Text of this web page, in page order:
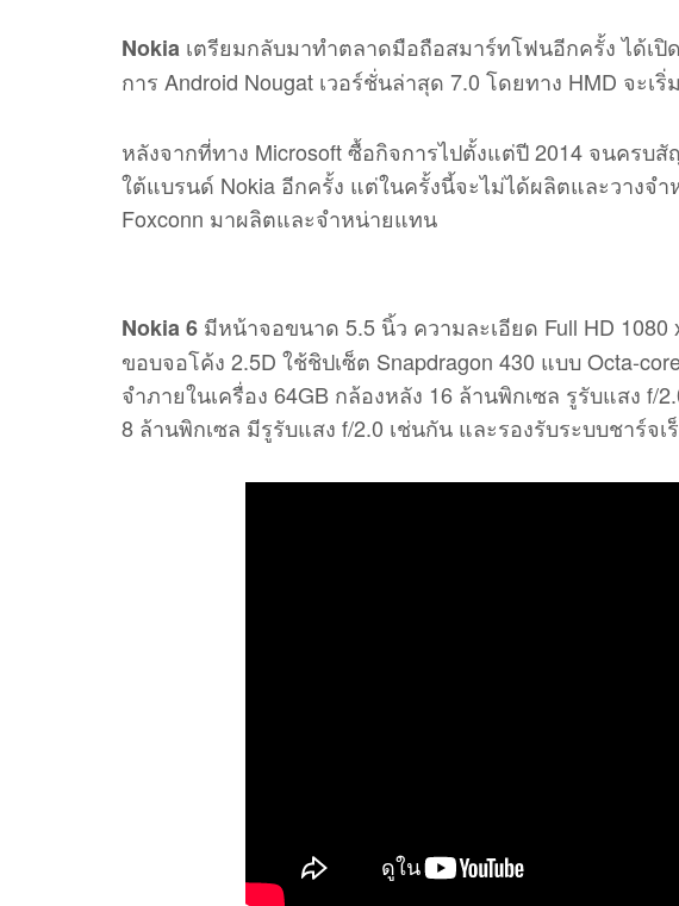
Nokia เตรียมกลับมาทำตลาดมือถือสมาร์ทโฟนอีกครั้ง ได้เ
การ Android Nougat เวอร์ชั่นล่าสุด 7.0 โดยทาง HMD จะ
หลังจากที่ทาง Microsoft ซื้อกิจการไปตั้งแต่ปี 2014 จนคร
ใต้แบรนด์ Nokia อีกครั้ง แต่ในครั้งนี้จะไม่ได้ผลิตและวางจ
Foxconn มาผลิตและจำหน่ายแทน
Nokia 6 มีหน้าจอขนาด 5.5 นิ้ว ความละเอียด Full HD
ขอบจอโค้ง 2.5D ใช้ชิปเซ็ต Snapdragon 430 แบบ Octa-
จำภายในเครื่อง 64GB กล้องหลัง 16 ล้านพิกเซล รูรับแสง f/
8 ล้านพิกเซล มีรูรับแสง f/2.0 เช่นกัน และรองรับระบบชาร์จเ